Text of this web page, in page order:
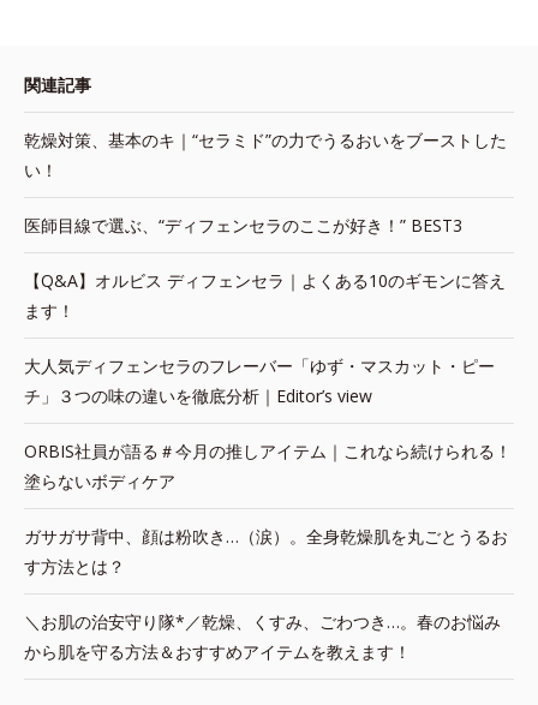
関連記事
乾燥対策、基本のキ｜“セラミド”の力でうるおいをブーストした
い！
医師目線で選ぶ、“ディフェンセラのここが好き！” BEST3
【Q&A】オルビス ディフェンセラ｜よくある10のギモンに答え
ます！
大人気ディフェンセラのフレーバー「ゆず・マスカット・ピー
チ」３つの味の違いを徹底分析｜Editor’s view
ORBIS社員が語る＃今月の推しアイテム｜これなら続けられる！
塗らないボディケア
ガサガサ背中、顔は粉吹き…（涙）。全身乾燥肌を丸ごとうるお
す方法とは？
＼お肌の治安守り隊*／乾燥、くすみ、ごわつき…。春のお悩み
から肌を守る方法＆おすすめアイテムを教えます！